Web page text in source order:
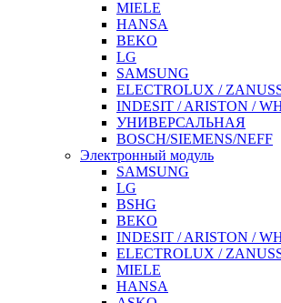
MIELE
HANSA
BEKO
LG
SAMSUNG
ELECTROLUX /
INDESIT / ARISTON /
УНИВЕРСАЛЬНАЯ
BOSCH/SIEMENS/NEFF
Электронный модуль
SAMSUNG
LG
BSHG
BEKO
INDESIT / ARISTON /
ELECTROLUX /
MIELE
HANSA